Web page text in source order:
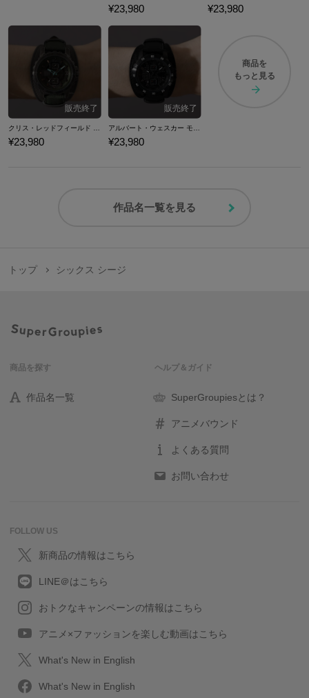
¥23,980 ¥23,980
¥23,980 ¥23,980
商品を
もっと見る
作品名一覧を見る
トップ シックス シージ
商品を探す
作品名一覧
ヘルプ＆ガイド
SuperGroupiesとは？
アニメバウンド
よくある質問
お問い合わせ
FOLLOW US
新商品の情報はこちら
LINE＠はこちら
おトクなキャンペーンの情報はこちら
アニメ×ファッションを楽しむ動画はこちら
What's New in English
What's New in English